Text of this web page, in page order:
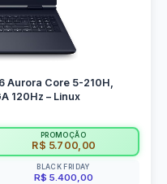
Aurora Core 5-210H,
120Hz – Linux
PROMOÇÃO
R$ 5.700,00
BLACK FRIDAY
R$ 5.400,00